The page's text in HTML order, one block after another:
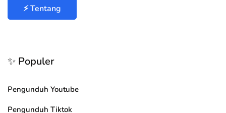
⚡ Tentang
✨ Populer
Pengunduh Youtube
Pengunduh Tiktok